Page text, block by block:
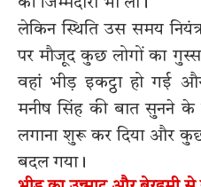
लेकिन स्थिति उस समय
पर मौजूद कुछ लोगों का
वहां भीड़ इकट्ठा हो गई
मनीष सिंह की बात सुनने
लगाना शुरू कर दिया और कुछ
बदल गया।